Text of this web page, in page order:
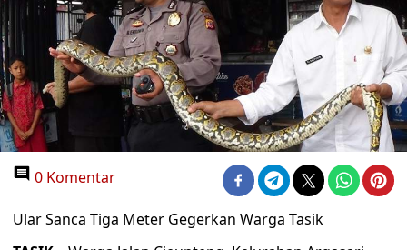
0 Komentar
Ular Sanca Tiga Meter Gegerkan Warga Tasik